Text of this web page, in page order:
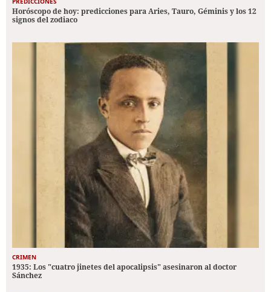
Horóscopo de hoy: predicciones para Aries, Tauro, Géminis y los 12
signos del zodiaco
CRIMEN
1935: Los "cuatro jinetes del apocalipsis" asesinaron al doctor
Sánchez